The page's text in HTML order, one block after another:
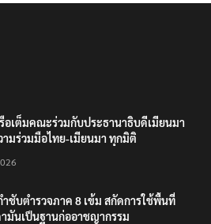
อเต็มคณะร่วมกับประธานาธิบดีเมียนมา
ามร่วมมือไทย-เมียนมา ทุกมิติ
ำชับตำรวจภาค 8 เข้ม สกัดการใช้พื้นที่
มันเป็นฐานก่ออาชญากรรม